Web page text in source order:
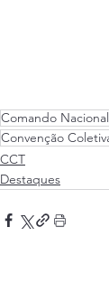
Comando Nacional
Convenção
CCT
Destaques